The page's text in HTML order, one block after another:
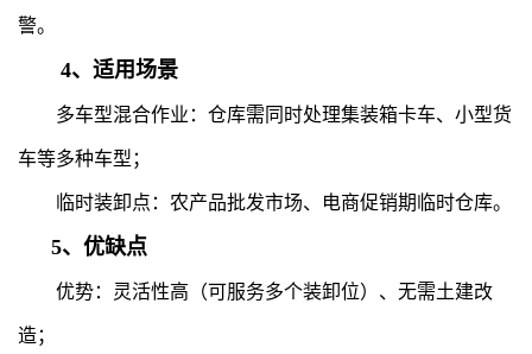
警。
4、适用场景
多车型混合作业：仓库需同时处理集装箱卡车、小型货
车等多种车型；
临时装卸点：农产品批发市场、电商促销期临时仓库。
5、优缺点
优势：灵活性高（可服务多个装卸位）、无需土建改
造；